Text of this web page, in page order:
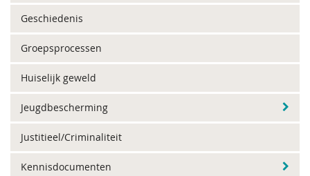
Geschiedenis
Groepsprocessen
Huiselijk geweld
Jeugdbescherming
Justitieel/Criminaliteit
Kennisdocumenten